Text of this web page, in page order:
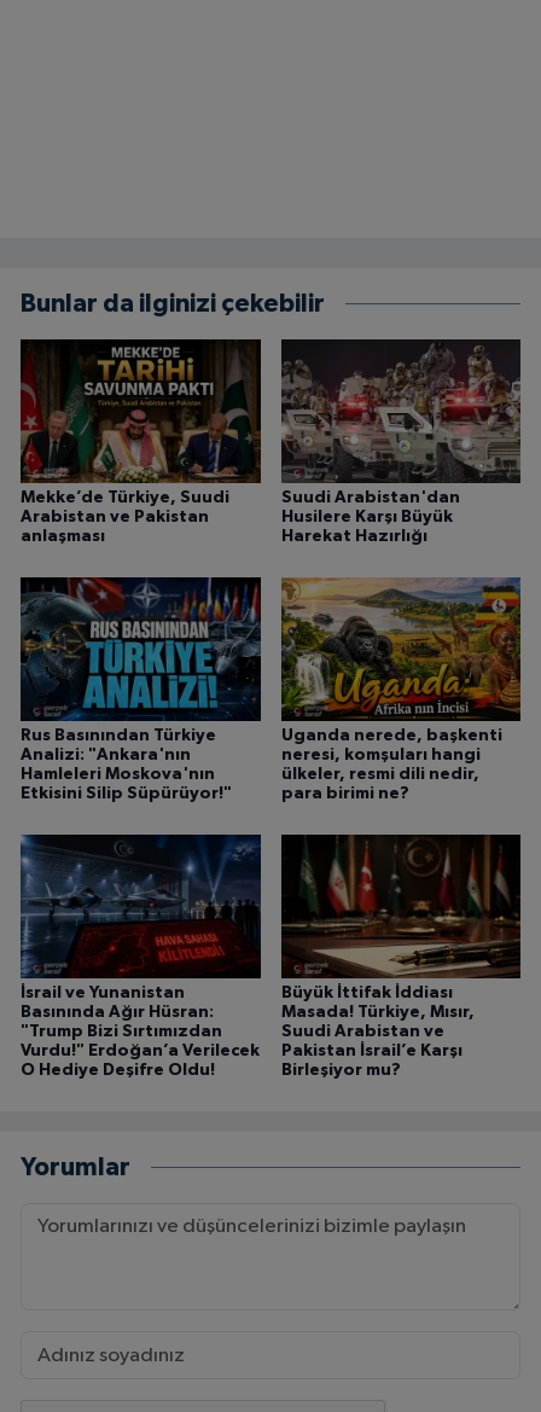
Bunlar da ilginizi çekebilir
Mekke’de Türkiye, Suudi
Arabistan ve Pakistan
anlaşması
Suudi Arabistan'dan
Husilere Karşı Büyük
Harekat Hazırlığı
Rus Basınından Türkiye
Analizi: "Ankara'nın
Hamleleri Moskova'nın
Etkisini Silip Süpürüyor!"
Uganda nerede, başkenti
neresi, komşuları hangi
ülkeler, resmi dili nedir,
para birimi ne?
İsrail ve Yunanistan
Basınında Ağır Hüsran:
"Trump Bizi Sırtımızdan
Vurdu!" Erdoğan’a Verilecek
O Hediye Deşifre Oldu!
Büyük İttifak İddiası
Masada! Türkiye, Mısır,
Suudi Arabistan ve
Pakistan İsrail’e Karşı
Birleşiyor mu?
Yorumlar